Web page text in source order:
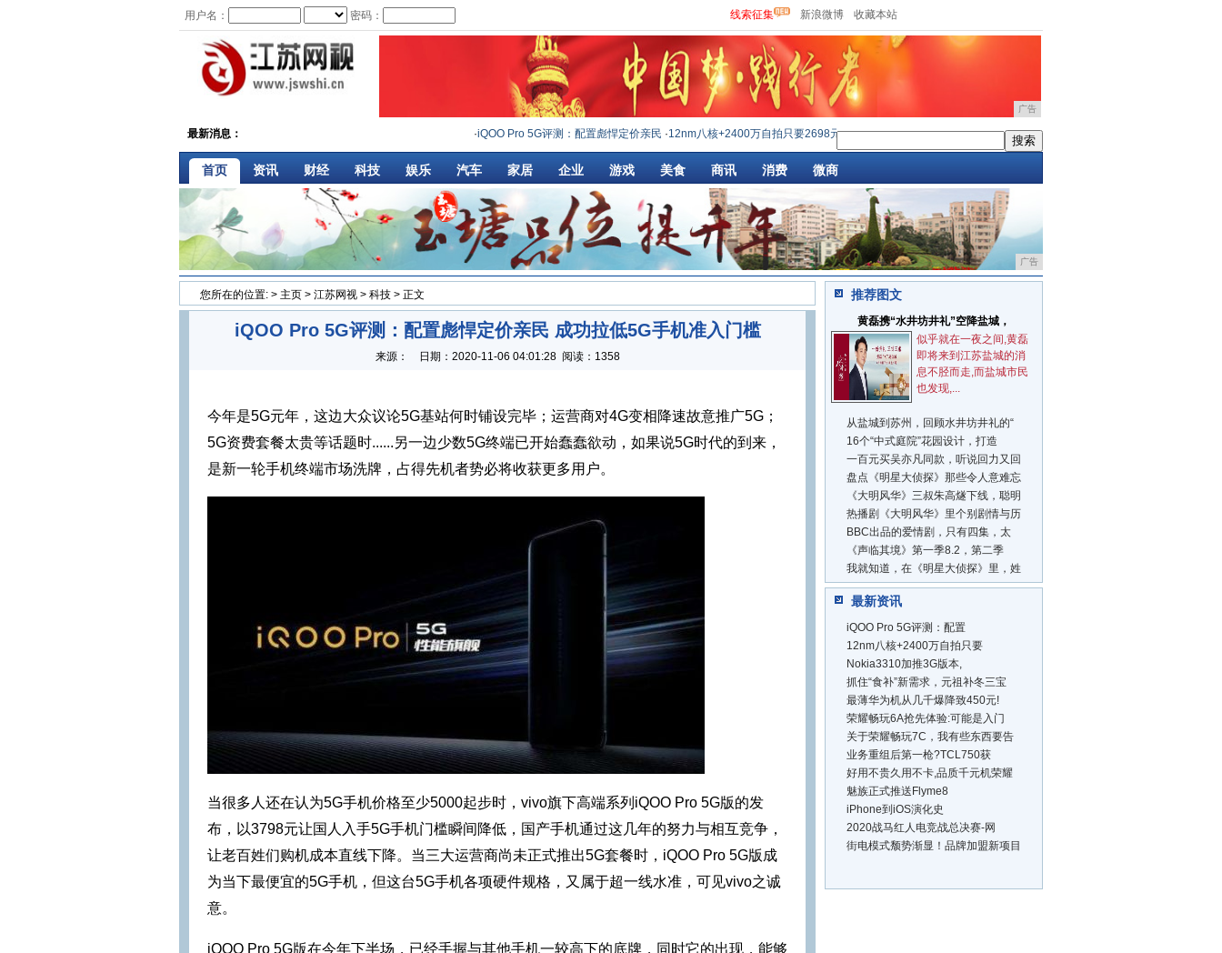
用户名： 密码： 线索征集 新浪微博 收藏本站
广告
最新消息： iQOO Pro 5G评测：配置彪悍定价亲民·12nm八核+2400万自拍只要2698元,v·Nokia3310加推3G版本,售价69欧元·抓住“食补”新需求，元祖补冬三宝温暖上市
首页 资讯 财经 科技 娱乐 汽车 家居 企业 游戏 美食 商讯 消费 微商
广告
您所在的位置: > 主页 > 江苏网视 > 科技 > 正文
iQOO Pro 5G评测：配置彪悍定价亲民 成功拉低5G手机准入门槛
来源： 日期： 2020-11-06 04:01:28 阅读：1358
今年是5G元年，这边大众议论5G基站何时铺设完毕；运营商对4G变相降速故意推广5G；
5G资费套餐太贵等话题时......另一边少数5G终端已开始蠢蠢欲动，如果说5G时代的到来，
是新一轮手机终端市场洗牌，占得先机者势必将收获更多用户。
当很多人还在认为5G手机价格至少5000起步时，vivo旗下高端系列iQOO Pro 5G版的发
布，以3798元让国人入手5G手机门槛瞬间降低，国产手机通过这几年的努力与相互竞争，
让老百姓们购机成本直线下降。当三大运营商尚未正式推出5G套餐时，iQOO Pro 5G版成
为当下最便宜的5G手机，但这台5G手机各项硬件规格，又属于超一线水准，可见vivo之诚
意。
iQOO Pro 5G版在今年下半场，已经手握与其他手机一较高下的底牌，同时它的出现，能够
推荐图文
黄磊携“水井坊井礼”空降盐城，
似乎就在一夜之间,黄磊
即将来到江苏盐城的消
息不胫而走,而盐城市民
也发现,...
从盐城到苏州，回顾水井坊井礼的“
16个“中式庭院”花园设计，打造
一百元买吴亦凡同款，听说回力又回
盘点《明星大侦探》那些令人意难忘
《大明风华》三叔朱高燧下线，聪明
热播剧《大明风华》里个别剧情与历
BBC出品的爱情剧，只有四集，太
《声临其境》第一季8.2，第二季
我就知道，在《明星大侦探》里，姓
最新资讯
iQOO Pro 5G评测：配置
12nm八核+2400万自拍只要
Nokia3310加推3G版本,
抓住“食补”新需求，元祖补冬三宝
最薄华为机从几千爆降致450元!
荣耀畅玩6A抢先体验:可能是入门
关于荣耀畅玩7C，我有些东西要告
业务重组后第一枪?TCL750获
好用不贵久用不卡,品质千元机荣耀
魅族正式推送Flyme8
iPhone到iOS演化史
2020战马红人电竞战总决赛-网
街电模式颓势渐显！品牌加盟新项目